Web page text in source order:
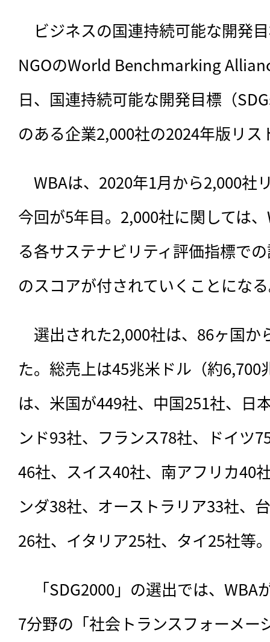
ビジネスの国連持続可能な開発
NGOのWorld Benchmarking
日、国連持続可能な開発目標（
のある企業2,000社の2024年版リス
WBAは、 2020年1月から2,000社
今回が5年目。2,000社に関しては
る各サステナビリティ評価指標で
のスコアが付されていくことにな
選出された2,000社は、86ヶ国か
た。総売上は45兆米ドル（約6,700
は、米国が449社、中国251社、日
ンド93社、フランス78社、ドイツ
46社、スイス40社、南アフリカ40
ンダ38社、オーストラリア33社、
26社、イタリア25社、タイ25社等
「SDG2000」の選出では、WBA
7分野の「社会トランスフォーメー